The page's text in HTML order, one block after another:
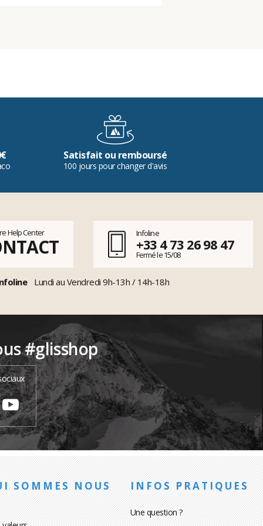
Satisfait ou remboursé
100 jours pour changer d'avis
Help Center Infoline
+33 4 73 26 98 47
Fermé le 15/08
Lundi au Vendredi 9h-13h / 14h-18h
#glisshop
SOMMES NOUS INFOS PRATIQUES
Une question ?